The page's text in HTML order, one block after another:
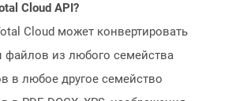
Cloud API?
Cloud может конвертировать
из любого семейства
в любое другое семейство